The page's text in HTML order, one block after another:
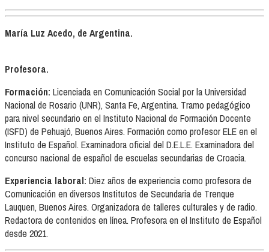
María Luz Acedo, de Argentina.
Profesora.
Formación: Licenciada en Comunicación Social por la Universidad
Nacional de Rosario (UNR), Santa Fe, Argentina. Tramo pedagógico
para nivel secundario en el Instituto Nacional de Formación Docente
(ISFD) de Pehuajó, Buenos Aires. Formación como profesor ELE en el
Instituto de Español. Examinadora oficial del D.E.L.E. Examinadora del
concurso nacional de español de escuelas secundarias de Croacia.
Experiencia laboral: Diez años de experiencia como profesora de
Comunicación en diversos Institutos de Secundaria de Trenque
Lauquen, Buenos Aires. Organizadora de talleres culturales y de radio.
Redactora de contenidos en línea. Profesora en el Instituto de Español
desde 2021.